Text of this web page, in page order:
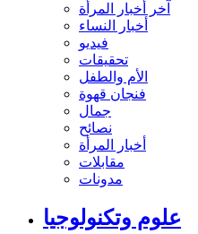
آخر أخبار المرأة
أخبار النساء
فيديو
تحقيقات
الأم والطفل
فنجان قهوة
جمال
نصائح
أخبار المرأة
مقابلات
مدونات
علوم وتكنولوجيا